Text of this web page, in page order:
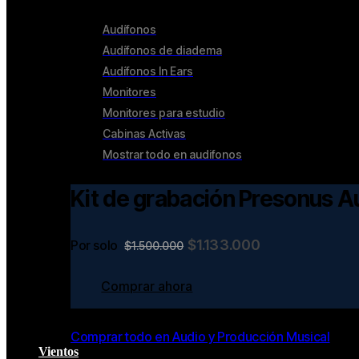
Audífonos
Audífonos de diadema
Audífonos In Ears
Monitores
Monitores para estudio
Cabinas Activas
Mostrar todo en audifonos
Kit de grabación Presonus
Por solo $1.500.000 $1.133.000
Comprar ahora
Comprar todo en Audio y Producción Musical
Vientos